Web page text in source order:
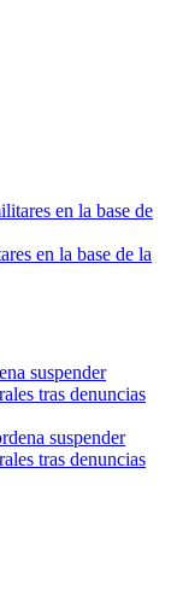
en la base de la
suspender
tras denuncias